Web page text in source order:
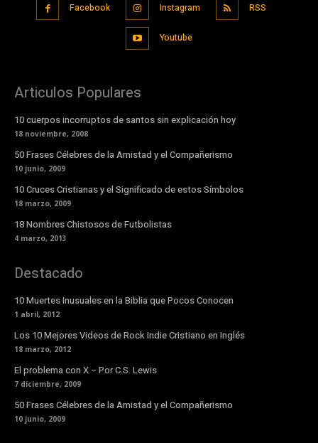
Facebook Instagram RSS
Youtube
Articulos Populares
10 cuerpos incorruptos de santos sin explicación hoy
18 noviembre, 2008
50 Frases Célebres de la Amistad y el Compañerismo
10 junio, 2009
10 Cruces Cristianas y el Significado de estos Símbolos
18 marzo, 2009
18 Nombres Chistosos de Futbolistas
4 marzo, 2013
Destacado
10 Muertes Inusuales en la Biblia que Pocos Conocen
1 abril, 2012
Los 10 Mejores Videos de Rock Indie Cristiano en Inglés
18 marzo, 2012
El problema con X – Por C.S. Lewis
7 diciembre, 2009
50 Frases Célebres de la Amistad y el Compañerismo
10 junio, 2009